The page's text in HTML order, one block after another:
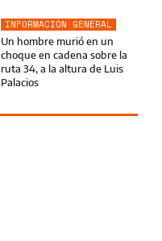
INFORMACIÓN GENERAL
Un hombre murió en un
choque en cadena sobre la
ruta 34, a la altura de Luis
Palacios